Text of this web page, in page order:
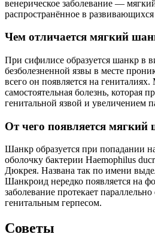
венерическое заболевание —
распространённое в
Чем отличается мягкий
При сифилисе образуется шанкр в
безболезненной язвы в месте
всего он появляется на
самостоятельная болезнь, которая
генитальной язвой и увеличением
От чего появляется мягкий
Шанкр образуется при попадании
оболочку бактерии Haemophilus
Дюкрея. Названа так по имени
Шанкроид нередко появляется на
заболевание протекает
генитальным герпесом.
Советы